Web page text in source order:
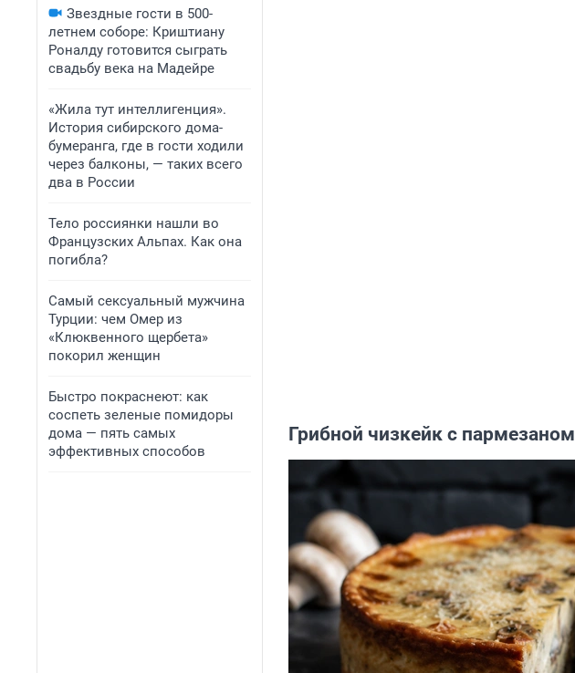
Звездные гости в 500-
летнем соборе: Криштиану
Роналду готовится сыграть
свадьбу века на Мадейре
«Жила тут интеллигенция».
История сибирского дома-
бумеранга, где в гости ходили
через балконы, — таких всего
два в России
Тело россиянки нашли во
Французских Альпах. Как она
погибла?
Самый сексуальный мужчина
Турции: чем Омер из
«Клюквенного щербета»
покорил женщин
Быстро покраснеют: как
соспеть зеленые помидоры
дома — пять самых
эффективных способов
Грибной чизкейк с пармезаном